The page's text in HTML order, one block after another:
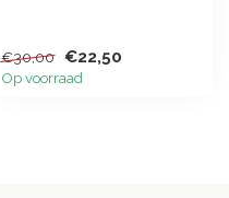
€30,00 €22,50
Op voorraad